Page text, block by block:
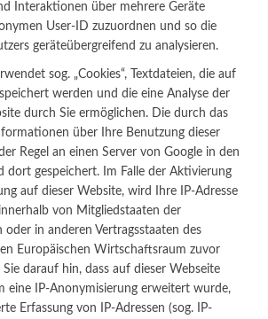
Interaktionen über mehrere Geräte
User-ID zuzuordnen und so die
geräteübergreifend zu analysieren.
sog. „Cookies“, Textdateien, die auf
werden und die eine Analyse der
durch Sie ermöglichen. Die durch das
über Ihre Benutzung dieser
Regel an einen Server von Google in den
dort gespeichert. Im Falle der Aktivierung
auf dieser Website, wird Ihre IP-Adresse
von Mitgliedstaaten der
oder in anderen Vertragsstaaten des
Europäischen Wirtschaftsraum zuvor
darauf hin, dass auf dieser Webseite
eine IP-Anonymisierung erweitert wurde,
Erfassung von IP-Adressen (sog. IP-